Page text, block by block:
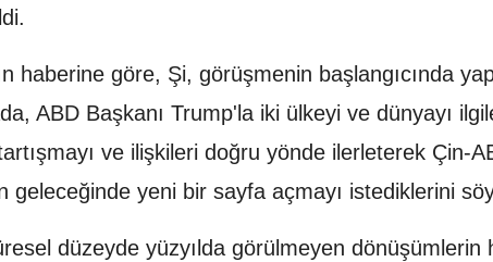
haberine göre, Şi, görüşmenin başlangıcında
ABD Başkanı Trump'la iki ülkeyi ve dünyayı
ve ilişkileri doğru yönde ilerleterek Çin-
geleceğinde yeni bir sayfa açmayı istediklerini
düzeyde yüzyılda görülmeyen dönüşümlerin